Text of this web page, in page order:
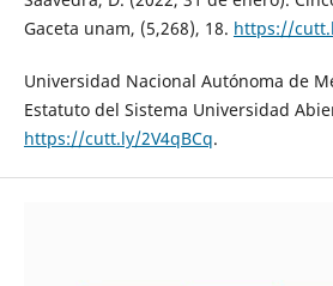
Gaceta unam, (5,268), 18. https://
Universidad Nacional Autónoma de
Estatuto del Sistema Universidad
https://cutt.ly/2V4qBCq.